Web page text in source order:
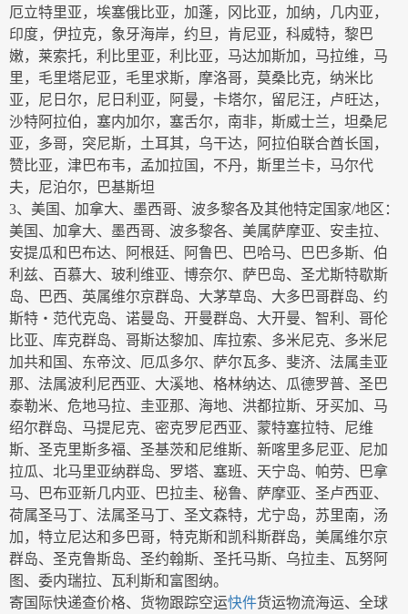
厄立特里亚，埃塞俄比亚，加蓬，冈比亚，加纳，几内亚，
印度，伊拉克，象牙海岸，约旦，肯尼亚，科威特，黎巴
嫩，莱索托，利比里亚，利比亚，马达加斯加，马拉维，马
里，毛里塔尼亚，毛里求斯，摩洛哥，莫桑比克，纳米比
亚，尼日尔，尼日利亚，阿曼，卡塔尔，留尼汪，卢旺达，
沙特阿拉伯，塞内加尔，塞舌尔，南非，斯威士兰，坦桑尼
亚，多哥，突尼斯，土耳其，乌干达，阿拉伯联合酋长国，
赞比亚，津巴布韦，孟加拉国，不丹，斯里兰卡，马尔代
夫，尼泊尔，巴基斯坦
3、美国、加拿大、墨西哥、波多黎各及其他特定国家/地区：
美国、加拿大、墨西哥、波多黎各、美属萨摩亚、安圭拉、
安提瓜和巴布达、阿根廷、阿鲁巴、巴哈马、巴巴多斯、伯
利兹、百慕大、玻利维亚、博奈尔、萨巴岛、圣尤斯特歇斯
岛、巴西、英属维尔京群岛、大茅草岛、大多巴哥群岛、约
斯特・范代克岛、诺曼岛、开曼群岛、大开曼、智利、哥伦
比亚、库克群岛、哥斯达黎加、库拉索、多米尼克、多米尼
加共和国、东帝汶、厄瓜多尔、萨尔瓦多、斐济、法属圭亚
那、法属波利尼西亚、大溪地、格林纳达、瓜德罗普、圣巴
泰勒米、危地马拉、圭亚那、海地、洪都拉斯、牙买加、马
绍尔群岛、马提尼克、密克罗尼西亚、蒙特塞拉特、尼维
斯、圣克里斯多福、圣基茨和尼维斯、新喀里多尼亚、尼加
拉瓜、北马里亚纳群岛、罗塔、塞班、天宁岛、帕劳、巴拿
马、巴布亚新几内亚、巴拉圭、秘鲁、萨摩亚、圣卢西亚、
荷属圣马丁、法属圣马丁、圣文森特，尤宁岛，苏里南，汤
加，特立尼达和多巴哥，特克斯和凯科斯群岛，美属维尔京
群岛、圣克鲁斯岛、圣约翰斯、圣托马斯、乌拉圭、瓦努阿
图、委内瑞拉、瓦利斯和富图纳。
寄国际快递查价格、货物跟踪空运快件货运物流海运、全球